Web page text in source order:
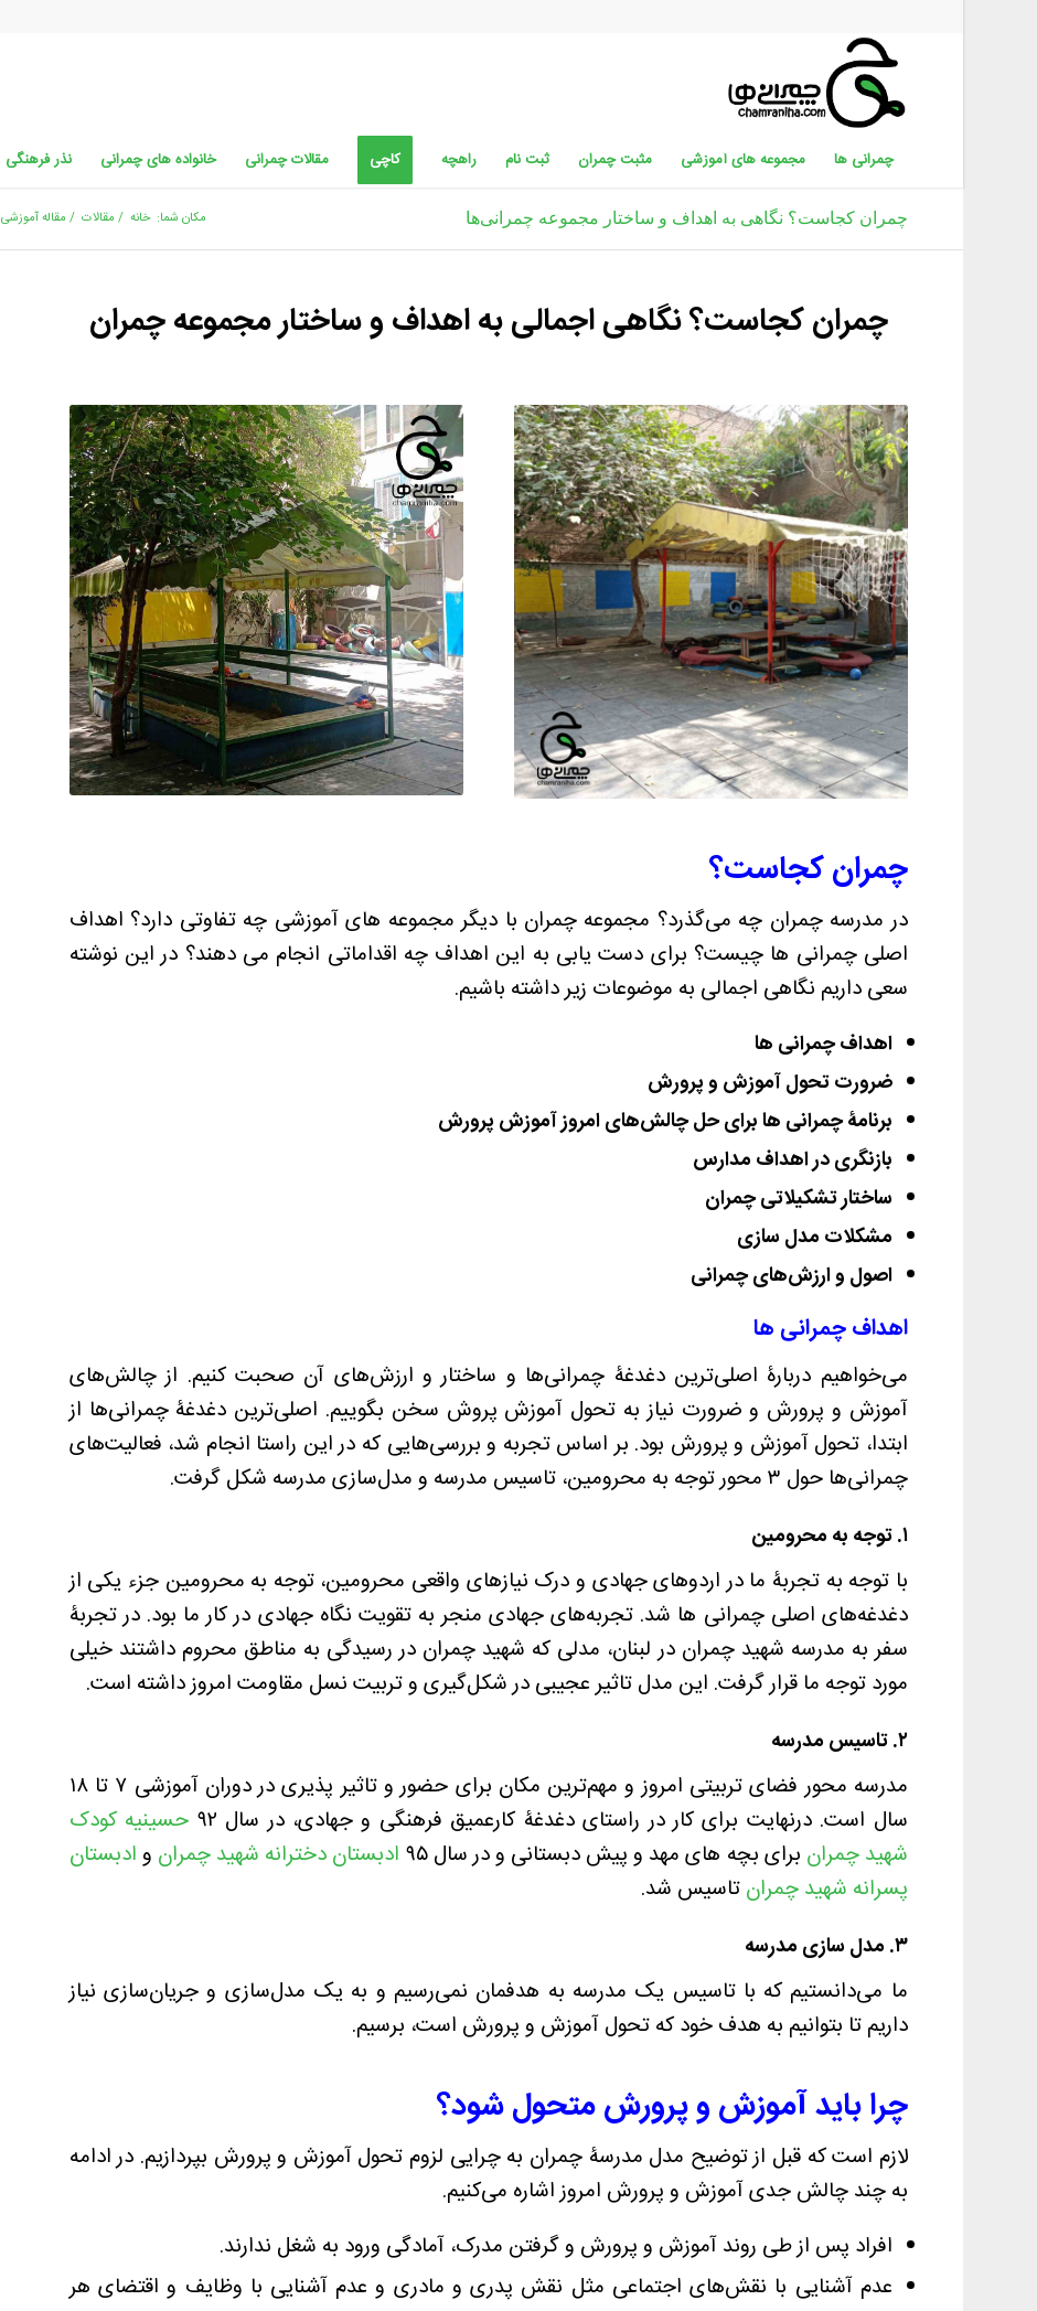
چمرانی ها مجموعه های آموزشی مثبت چمران ثبت نام راهچه کاچی مقالات چمرانی خانواده های چمرانی نذر فرهنگی
چمران کجاست؟ نگاهی به اهداف و ساختار مجموعه چمرانی‌‌ها مکان شما: خانه / مقالات / مقاله آموزشی
چمران کجاست؟ نگاهی اجمالی به اهداف و ساختار مجموعه چمران
چمران کجاست؟
در مدرسه چمران چه می‌گذرد؟ مجموعه چمران با دیگر مجموعه های آموزشی چه تفاوتی دارد؟ اهداف
اصلی چمرانی ها چیست؟ برای دست یابی به این اهداف چه اقداماتی انجام می دهند؟ در این نوشته
سعی داریم نگاهی اجمالی به موضوعات زیر داشته باشیم.
اهداف چمرانی ها
ضرورت تحول آموزش و پرورش
برنامۀ چمرانی ها برای حل چالش‌های امروز آموزش پرورش
بازنگری در اهداف مدارس
ساختار تشکیلاتی چمران
مشکلات مدل سازی
اصول و ارزش‌های چمرانی
اهداف چمرانی ها
می‌خواهیم دربارۀ اصلی‌ترین دغدغۀ چمرانی‌ها و ساختار و ارزش‌های آن صحبت کنیم. از چالش‌های
آموزش و پرورش و ضرورت نیاز به تحول آموزش پروش سخن بگوییم. اصلی‌ترین دغدغۀ چمرانی‌ها از
ابتدا، تحول آموزش و پرورش بود. بر اساس تجربه و بررسی‌هایی که در این راستا انجام شد، فعالیت‌های
چمرانی‌ها حول ۳ محور توجه به محرومین، تاسیس مدرسه و مدل‌سازی مدرسه شکل گرفت.
۱. توجه به محرومین
با توجه به تجربۀ ما در اردوهای جهادی و درک نیازهای واقعی محرومین، توجه به محرومین جزء یکی از
دغدغه‌های اصلی چمرانی ها شد. تجربه‌های جهادی منجر به تقویت نگاه جهادی در کار ما بود. در تجربۀ
سفر به مدرسه شهید چمران در لبنان، مدلی که شهید چمران در رسیدگی به مناطق محروم داشتند خیلی
مورد توجه ما قرار گرفت. این مدل تاثیر عجیبی در شکل‌گیری و تربیت نسل مقاومت امروز داشته است.
۲. تاسیس مدرسه
مدرسه محور فضای تربیتی امروز و مهم‌ترین مکان برای حضور و تاثیر پذیری در دوران آموزشی ۷ تا ۱۸
سال است. درنهایت برای کار در راستای دغدغۀ کارعمیق فرهنگی و جهادی، در سال ۹۲
حسینیه کودک
شهید چمران برای بچه های مهد و پیش دبستانی و در سال ۹۵ ادبستان دخترانه شهید چمران وادبستان
پسرانه شهید چمرانتاسیس شد.
۳. مدل سازی مدرسه
ما می‌دانستیم که با تاسیس یک مدرسه به هدفمان نمی‌رسیم و به یک مدل‌سازی و جریان‌سازی نیاز
داریم تا بتوانیم به هدف خود که تحول آموزش و پرورش است، برسیم.
چرا باید آموزش و پرورش متحول شود؟
لازم است که قبل از توضیح مدل مدرسۀ چمران به چرایی لزوم تحول آموزش و پرورش بپردازیم. در ادامه
به چند چالش جدی آموزش و پرورش امروز اشاره می‌کنیم.
افراد پس از طی روند آموزش و پرورش و گرفتن مدرک، آمادگی ورود به شغل ندارند.
عدم آشنایی با نقش‌های اجتماعی مثل نقش پدری و مادری و عدم آشنایی با وظایف و اقتضای هر